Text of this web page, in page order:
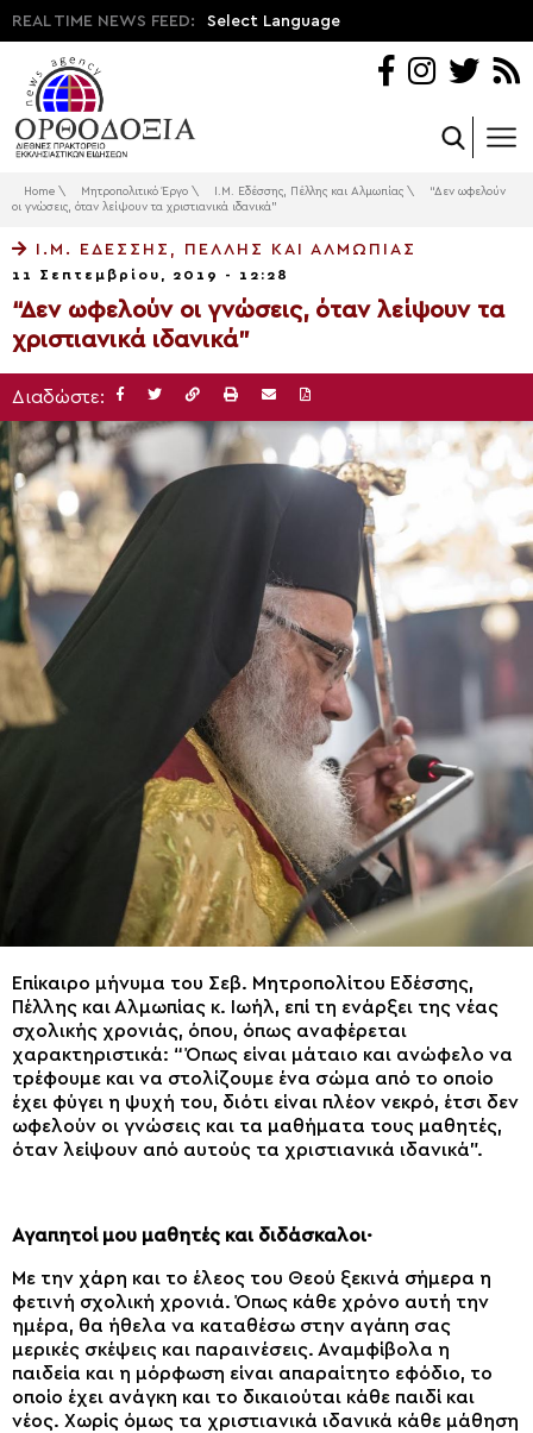
REAL TIME NEWS FEED: Select Language
Home \ Μητροπολιτικό Έργο \ Ι.Μ. Εδέσσης, Πέλλης και Αλμωπίας \
“Δεν ωφελούν
οι γνώσεις, όταν λείψουν τα χριστιανικά ιδανικά”
Ι.Μ. ΕΔΈΣΣΗΣ, ΠΈΛΛΗΣ ΚΑΙ ΑΛΜΩΠΊΑΣ
11 Σεπτεμβρίου, 2019 - 12:28
“Δεν ωφελούν οι γνώσεις, όταν λείψουν τα
χριστιανικά ιδανικά”
Διαδώστε:
Επίκαιρο μήνυμα του Σεβ. Μητροπολίτου Εδέσσης,
Πέλλης και Αλμωπίας κ. Ιωήλ, επί τη ενάρξει της νέας
σχολικής χρονιάς, όπου, όπως αναφέρεται
χαρακτηριστικά: “Όπως είναι μάταιο και ανώφελο να
τρέφουμε και να στολίζουμε ένα σώμα από το οποίο
έχει φύγει η ψυχή του, διότι είναι πλέον νεκρό, έτσι δεν
ωφελούν οι γνώσεις και τα μαθήματα τους μαθητές,
όταν λείψουν από αυτούς τα χριστιανικά ιδανικά”.
Αγαπητοί μου μαθητές και διδάσκαλοι·
Με την χάρη και το έλεος του Θεού ξεκινά σήμερα η
φετινή σχολική χρονιά. Όπως κάθε χρόνο αυτή την
ημέρα, θα ήθελα να καταθέσω στην αγάπη σας
μερικές σκέψεις και παραινέσεις. Αναμφίβολα η
παιδεία και η μόρφωση είναι απαραίτητο εφόδιο, το
οποίο έχει ανάγκη και το δικαιούται κάθε παιδί και
νέος. Χωρίς όμως τα χριστιανικά ιδανικά κάθε μάθηση